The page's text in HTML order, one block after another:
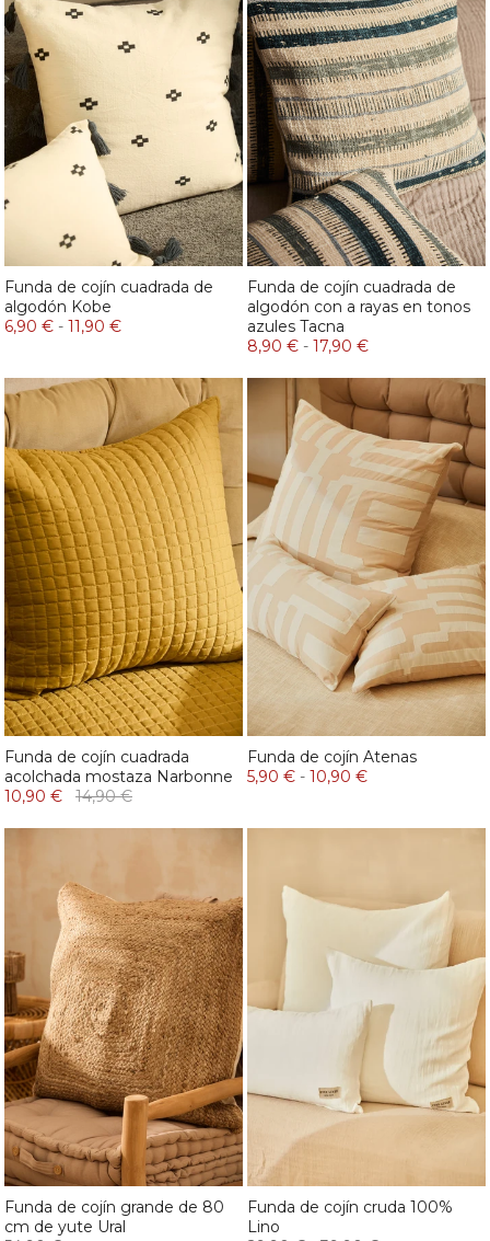
Funda de cojín cuadrada de
algodón Kobe
6,90 € - 11,90 €
Funda de cojín cuadrada de
algodón con a rayas en tonos
azules Tacna
8,90 € - 17,90 €
Funda de cojín cuadrada
acolchada mostaza Narbonne
10,90 €
14,90 €
Funda de cojín Atenas
5,90 € - 10,90 €
Funda de cojín grande de 80
cm de yute Ural
Funda de cojín cruda 100%
Lino